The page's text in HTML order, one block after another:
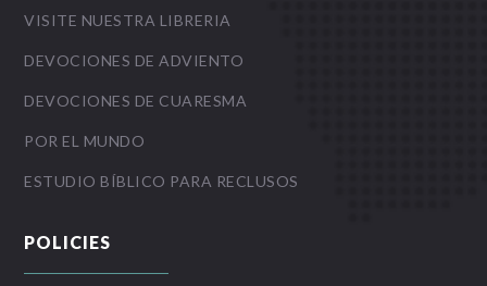
VISITE NUESTRA LIBRERIA
DEVOCIONES DE ADVIENTO
DEVOCIONES DE CUARESMA
POR EL MUNDO
ESTUDIO BÍBLICO PARA RECLUSOS
POLICIES